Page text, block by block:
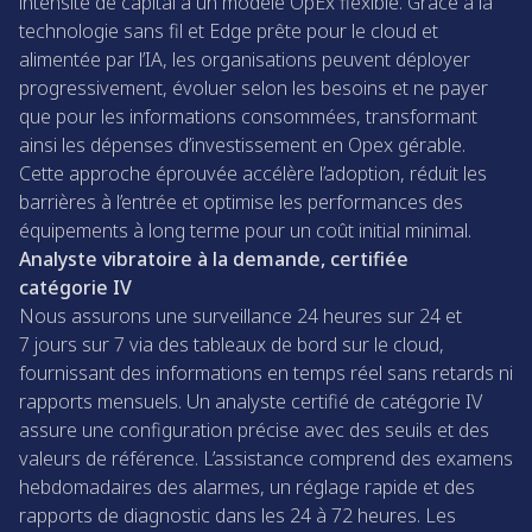
technologie sans fil et Edge prête pour le cloud et
alimentée par l’IA, les organisations peuvent déployer
progressivement, évoluer selon les besoins et ne payer
que pour les informations consommées, transformant
ainsi les dépenses d’investissement en Opex gérable.
Cette approche éprouvée accélère l’adoption, réduit les
barrières à l’entrée et optimise les performances des
équipements à long terme pour un coût initial minimal.
Analyste vibratoire à la demande, certifiée
catégorie IV
Nous assurons une surveillance 24 heures sur 24 et
7 jours sur 7 via des tableaux de bord sur le cloud,
fournissant des informations en temps réel sans retards ni
rapports mensuels. Un analyste certifié de catégorie IV
assure une configuration précise avec des seuils et des
valeurs de référence. L’assistance comprend des examens
hebdomadaires des alarmes, un réglage rapide et des
rapports de diagnostic dans les 24 à 72 heures. Les